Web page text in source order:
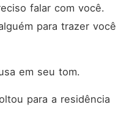
falar com você.
para trazer você
em seu tom.
para a residência